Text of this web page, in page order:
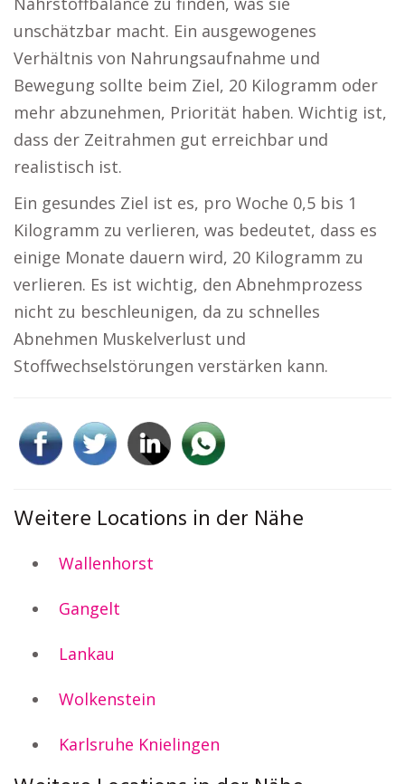
unschätzbar macht. Ein ausgewogenes
Verhältnis von Nahrungsaufnahme und
Bewegung sollte beim Ziel, 20 Kilogramm oder
mehr abzunehmen, Priorität haben. Wichtig ist,
dass der Zeitrahmen gut erreichbar und
realistisch ist.
Ein gesundes Ziel ist es, pro Woche 0,5 bis 1
Kilogramm zu verlieren, was bedeutet, dass es
einige Monate dauern wird, 20 Kilogramm zu
verlieren. Es ist wichtig, den Abnehmprozess
nicht zu beschleunigen, da zu schnelles
Abnehmen Muskelverlust und
Stoffwechselstörungen verstärken kann.
Weitere Locations in der Nähe
Wallenhorst
Gangelt
Lankau
Wolkenstein
Karlsruhe Knielingen